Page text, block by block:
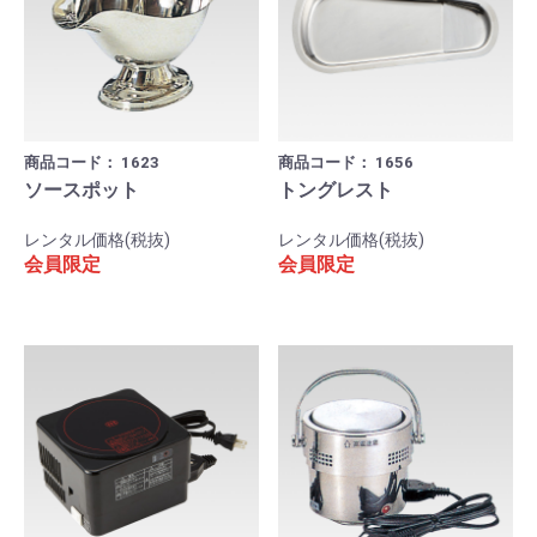
商品コード： 1623
ソースポット
レンタル価格(税抜)
会員限定
商品コード： 1656
トングレスト
レンタル価格(税抜)
会員限定